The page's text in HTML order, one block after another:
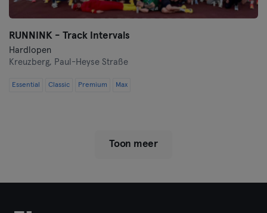
RUNNINK - Track Intervals
Hardlopen
Kreuzberg, Paul-Heyse Straße
Essential Classic Premium Max
Toon meer